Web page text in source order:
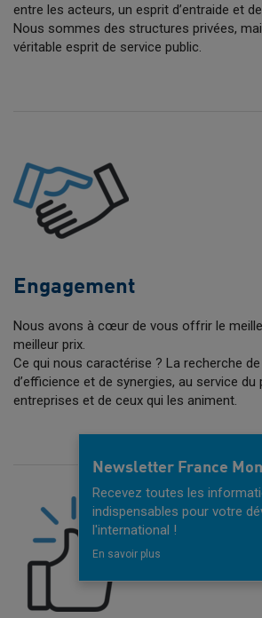
entre les acteurs, un esprit d’entraide et
Nous sommes des structures privées,
véritable esprit de service public.
Engagement
Nous avons à cœur de vous offrir le
meilleur prix.
Ce qui nous caractérise ? La recherche
d’efficience et de synergies, au service du
entreprises et de ceux qui les animent.
Newsletter France
Recevez toutes les
indispensables pour votre
l'international !
En savoir plus